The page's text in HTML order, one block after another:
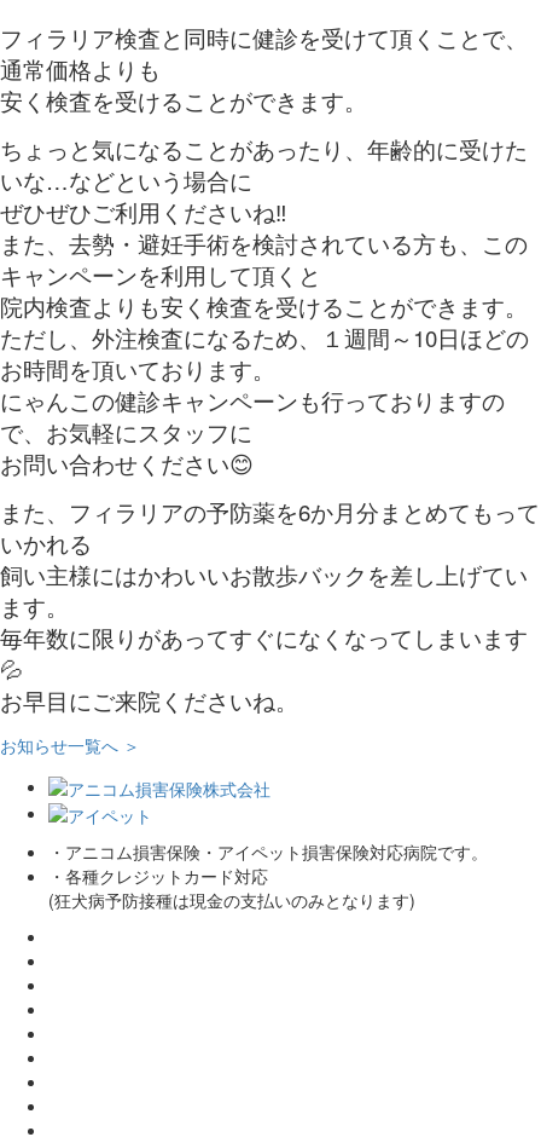
フィラリア検査と同時に健診を受けて頂くことで、
通常価格よりも
安く検査を受けることができます。
ちょっと気になることがあったり、年齢的に受けた
いな…などという場合に
ぜひぜひご利用くださいね‼
また、去勢・避妊手術を検討されている方も、この
キャンペーンを利用して頂くと
院内検査よりも安く検査を受けることができます。
ただし、外注検査になるため、１週間～10日ほどの
お時間を頂いております。
にゃんこの健診キャンペーンも行っておりますの
で、お気軽にスタッフに
お問い合わせください😊
また、フィラリアの予防薬を6か月分まとめてもって
いかれる
飼い主様にはかわいいお散歩バックを差し上げてい
ます。
毎年数に限りがあってすぐになくなってしまいます
💦
お早目にご来院くださいね。
お知らせ一覧へ ＞
・アニコム損害保険・アイペット損害保険対応病院です。
・各種クレジットカード対応
(狂犬病予防接種は現金の支払いのみとなります)